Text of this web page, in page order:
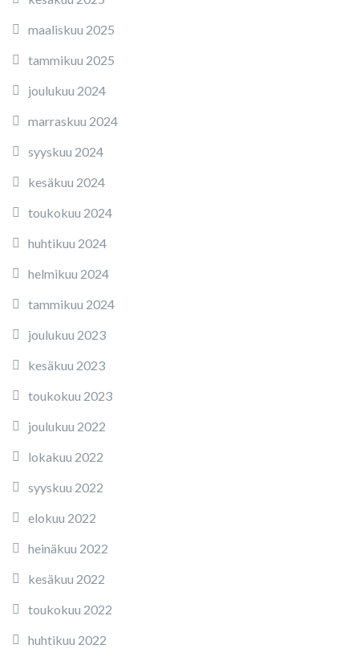
maaliskuu 2025
tammikuu 2025
joulukuu 2024
marraskuu 2024
syyskuu 2024
kesäkuu 2024
toukokuu 2024
huhtikuu 2024
helmikuu 2024
tammikuu 2024
joulukuu 2023
kesäkuu 2023
toukokuu 2023
joulukuu 2022
lokakuu 2022
syyskuu 2022
elokuu 2022
heinäkuu 2022
kesäkuu 2022
toukokuu 2022
huhtikuu 2022